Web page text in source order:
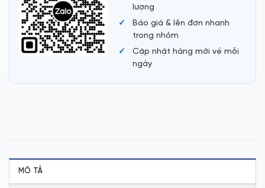
lượng
Báo giá & lên đơn nhanh
trong nhóm
Cập nhật hàng mới về mỗi
ngày
MÔ TẢ